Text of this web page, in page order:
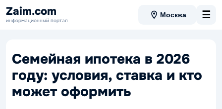
Zaim.com
информационный портал
Москва ☰
Семейная ипотека в 2026
году: условия, ставка и кто
может оформить